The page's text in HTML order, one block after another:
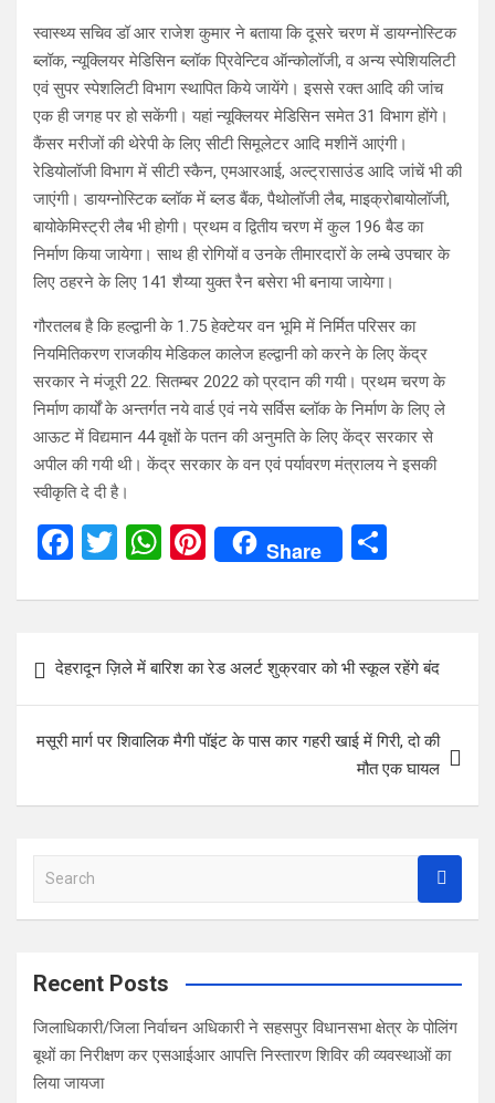
स्वास्थ्य सचिव डॉ आर राजेश कुमार ने बताया कि दूसरे चरण में डायग्नोस्टिक
ब्लॉक, न्यूक्लियर मेडिसिन ब्लॉक प्रिवेन्टिव ऑन्कोलॉजी, व अन्य स्पेशियलिटी
एवं सुपर स्पेशलिटी विभाग स्थापित किये जायेंगे। इससे रक्त आदि की जांच
एक ही जगह पर हो सकेंगी। यहां न्यूक्लियर मेडिसिन समेत 31 विभाग होंगे।
कैंसर मरीजों की थेरेपी के लिए सीटी सिमूलेटर आदि मशीनें आएंगी।
रेडियोलॉजी विभाग में सीटी स्कैन, एमआरआई, अल्ट्रासाउंड आदि जांचें भी की
जाएंगी। डायग्नोस्टिक ब्लॉक में ब्लड बैंक, पैथोलॉजी लैब, माइक्रोबायोलॉजी,
बायोकेमिस्ट्री लैब भी होगी। प्रथम व द्वितीय चरण में कुल 196 बैड का
निर्माण किया जायेगा। साथ ही रोगियों व उनके तीमारदारों के लम्बे उपचार के
लिए ठहरने के लिए 141 शैय्या युक्त रैन बसेरा भी बनाया जायेगा।
गौरतलब है कि हल्द्वानी के 1.75 हेक्टेयर वन भूमि में निर्मित परिसर का
नियमितिकरण राजकीय मेडिकल कालेज हल्द्वानी को करने के लिए केंद्र
सरकार ने मंजूरी 22. सितम्बर 2022 को प्रदान की गयी। प्रथम चरण के
निर्माण कार्यों के अन्तर्गत नये वार्ड एवं नये सर्विस ब्लॉक के निर्माण के लिए ले
आऊट में विद्यमान 44 वृक्षों के पतन की अनुमति के लिए केंद्र सरकार से
अपील की गयी थी। केंद्र सरकार के वन एवं पर्यावरण मंत्रालय ने इसकी
स्वीकृति दे दी है।
F
ce
o
o
k
T
tt
er
W
at
A
p
p
Pi
er
es
t
Share
ar
navigation
देहरादून ज़िले में बारिश का रेड अलर्ट शुक्रवार को भी स्कूल रहेंगे बंद
मसूरी मार्ग पर शिवालिक मैगी पॉइंट के पास कार गहरी खाई में गिरी, दो की
मौत एक घायल
a
c
Recent Posts
जिलाधिकारी/जिला निर्वाचन अधिकारी ने सहसपुर विधानसभा क्षेत्र के पोलिंग
बूथों का निरीक्षण कर एसआईआर आपत्ति निस्तारण शिविर की व्यवस्थाओं का
लिया जायजा